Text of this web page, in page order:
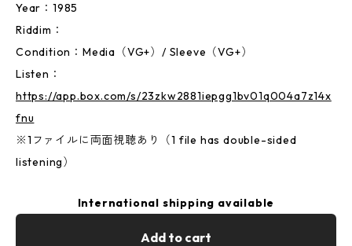
Year：1985
Riddim：
Condition：Media（VG+）/ Sleeve（VG+）
Listen：
https://app.box.com/s/23zkw2881iepgg1bv01q004a7z14x
fnu
※1ファイルに両面視聴あり（1 file has double-sided
listening）
International shipping available
Add to cart